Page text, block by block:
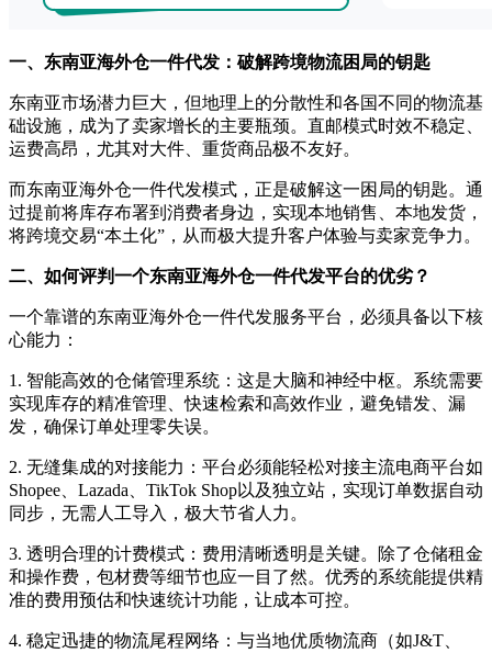
一、东南亚海外仓一件代发：破解跨境物流困局的钥匙
东南亚市场潜力巨大，但地理上的分散性和各国不同的物流基
础设施，成为了卖家增长的主要瓶颈。直邮模式时效不稳定、
运费高昂，尤其对大件、重货商品极不友好。
而东南亚海外仓一件代发模式，正是破解这一困局的钥匙。通
过提前将库存布署到消费者身边，实现本地销售、本地发货，
将跨境交易“本土化”，从而极大提升客户体验与卖家竞争力。
二、如何评判一个东南亚海外仓一件代发平台的优劣？
一个靠谱的东南亚海外仓一件代发服务平台，必须具备以下核
心能力：
1. 智能高效的仓储管理系统：这是大脑和神经中枢。系统需要
实现库存的精准管理、快速检索和高效作业，避免错发、漏
发，确保订单处理零失误。
2. 无缝集成的对接能力：平台必须能轻松对接主流电商平台如
Shopee、Lazada、TikTok Shop以及独立站，实现订单数据自动
同步，无需人工导入，极大节省人力。
3. 透明合理的计费模式：费用清晰透明是关键。除了仓储租金
和操作费，包材费等细节也应一目了然。优秀的系统能提供精
准的费用预估和快速统计功能，让成本可控。
4. 稳定迅捷的物流尾程网络：与当地优质物流商（如J&T、